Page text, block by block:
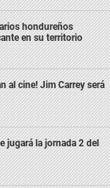
hondureños
en su territorio
al cine! Jim Carrey será
jugará la jornada 2 del